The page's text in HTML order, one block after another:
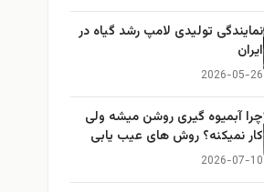
نمایندگی تولیدی لامپ رشد گیاه در
ایران
2026-05-26
چرا آبمیوه گیری روشن میشه ولی
کار نمیکنه؟ روش های عیب یابی
2026-07-10